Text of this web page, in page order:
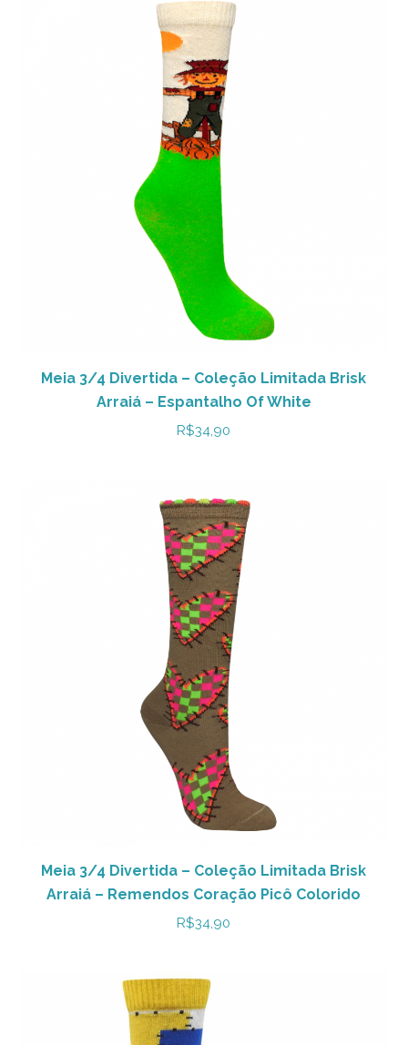
Meia 3/4 Divertida – Coleção Limitada Brisk
Arraiá – Espantalho Of White
R$34,90
Meia 3/4 Divertida – Coleção Limitada Brisk
Arraiá – Remendos Coração Picô Colorido
R$34,90